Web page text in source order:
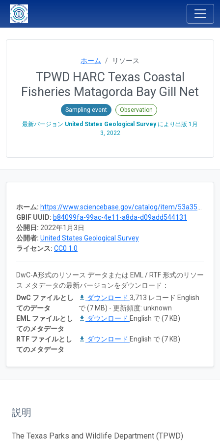
ホーム リソース
TPWD HARC Texas Coastal
Fisheries Matagorda Bay Gill Net
Sampling event Observation
最新バージョン United States Geological Surveyにより出版 1月
3, 2022
ホーム: https://www.sciencebase.gov/catalog/item/53a35c60e4b0403a441548b8
GBIF UUID: b84099fa-99ac-4e11-a8da-d09add544131
公開日: 2022年1月3日
公開者: United States Geological Survey
ライセンス: CC0 1.0
DwC-A形式のリソース データまたは EML / RTF 形式のリソー
ス メタデータの最新バージョンをダウンロード：
DwC ファイルとし
てのデータ
ダウンロード 3,713 レコード English
で (7 MB) - 更新頻度: unknown
EML ファイルとし
てのメタデータ
ダウンロード English で (7 KB)
RTF ファイルとし
てのメタデータ
ダウンロード English で (7 KB)
説明
The Texas Parks and Wildlife Department (TPWD)